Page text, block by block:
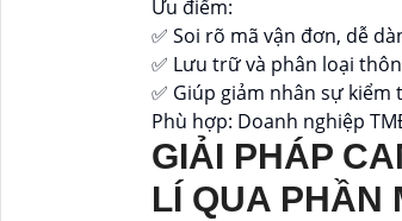
Ưu điểm:
✅ Soi rõ mã vận đơn, dễ
✅ Lưu trữ và phân loại
✅ Giúp giảm nhân sự kiểm
Phù hợp: Doanh nghiệp
GIẢI PHÁP
LÍ QUA PHẦN